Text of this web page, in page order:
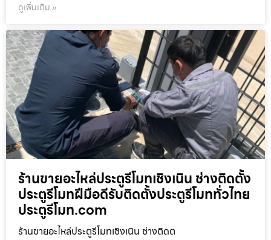
ดูเพิ่มเติม »
ร้านขายอะไหล่ประตูรีโมทเชิงเนิน ช่างติดตั้ง
ประตูรีโมทฝีมือดีรับติดตั้งประตูรีโมททั่วไทย
ประตูรีโมท.com
ร้านขายอะไหล่ประตูรีโมทเชิงเนิน ช่างติดต